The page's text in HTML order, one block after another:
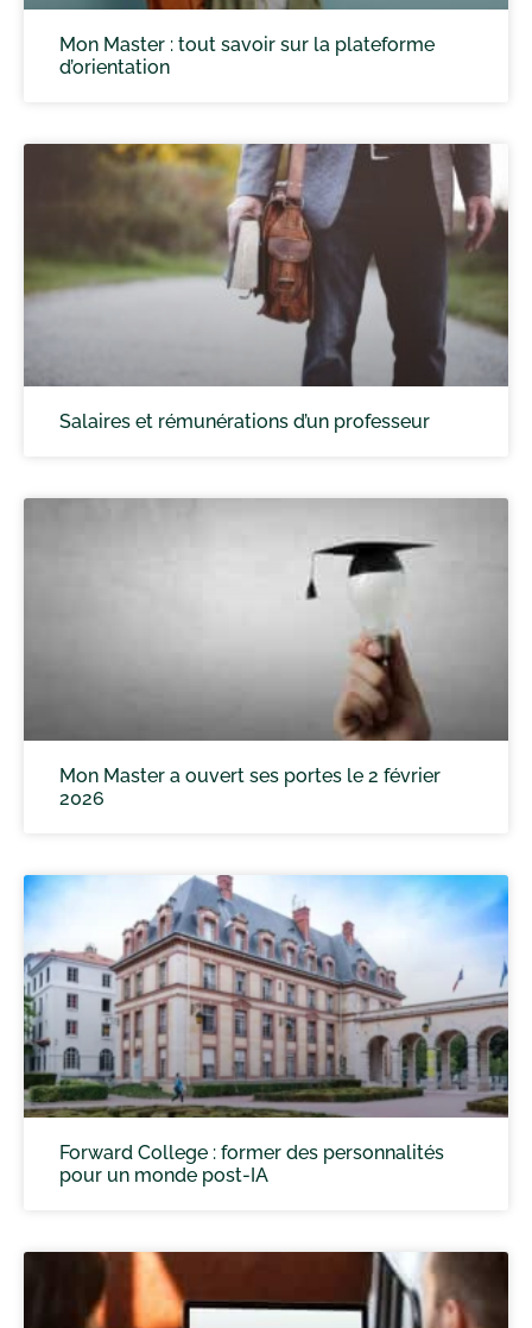
Mon Master : tout savoir sur la plateforme
d’orientation
Salaires et rémunérations d’un professeur
Mon Master a ouvert ses portes le 2 février
2026
Forward College : former des personnalités
pour un monde post-IA